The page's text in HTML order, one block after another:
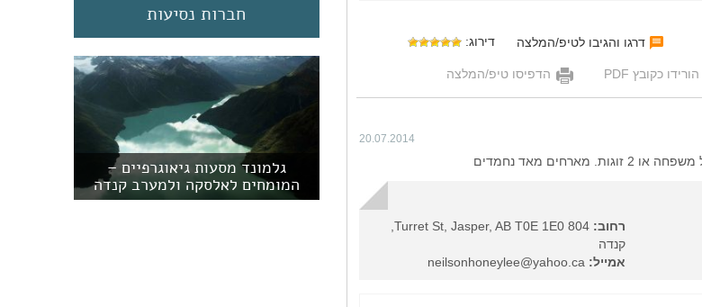
דרגו והגיבו לטיפ/המלצה דירוג:
הורידו כקובץ PDF הדפיסו טיפ/המלצה
20.07.2014
מאד נחמדים
רחוב:
Turret St, Jasper, AB T0E 1E0 804,
קנדה
אמייל:
חברות נסיעות
גלמונד מסעות גיאוגרפיים –
המומחים לאלסקה ולמערב קנדה